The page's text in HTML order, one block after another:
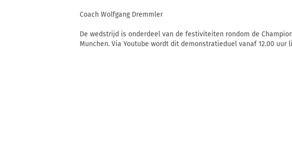
Coach Wolfgang Dremmler
De wedstrijd is onderdeel van de festiviteiten rondom de
Munchen. Via Youtube wordt dit demonstratieduel vanaf 12.00 uur